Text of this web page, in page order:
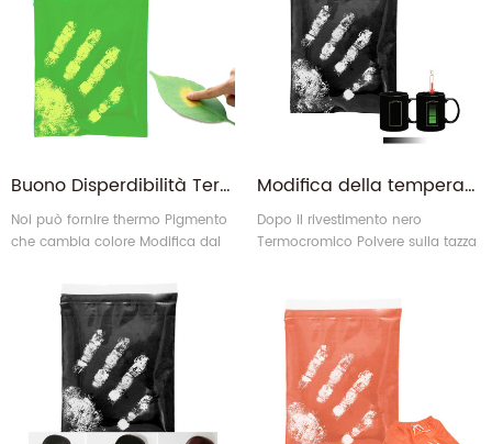
Buono Disperdibilità Termochromico Inchiostro Thermo Pigmento che cambia colore approvato da EN71-3 MSDS
Noi può fornire thermo Pigmento
che cambia colore Modifica dal
Modifica della temperatura resistente al calore Scolorimento completo Termochromic Pigmento per vernice di glassa ceramica
Dopo il rivestimento nero
Termocromico Polvere sulla tazza
fino alla temperatura richiesta, il
colore nero sarà sparicato. Il
fondo colore-verde apparirà
quando il nero cambia in
incolore.